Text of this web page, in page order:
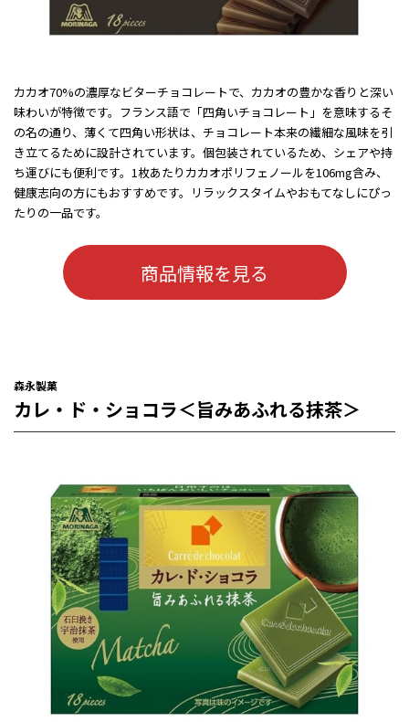
カカオ70%の濃厚なビターチョコレートで、カカオの豊かな香りと深い
味わいが特徴です。フランス語で「四角いチョコレート」を意味するそ
の名の通り、薄くて四角い形状は、チョコレート本来の繊細な風味を引
き立てるために設計されています。個包装されているため、シェアや持
ち運びにも便利です。1枚あたりカカオポリフェノールを106mg含み、
健康志向の方にもおすすめです。リラックスタイムやおもてなしにぴっ
たりの一品です。
商品情報を見る
森永製菓
カレ・ド・ショコラ＜旨みあふれる抹茶＞